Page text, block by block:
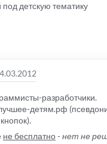
детскую тематику
разработчики.
детям.рф
не бесплатно-нет не